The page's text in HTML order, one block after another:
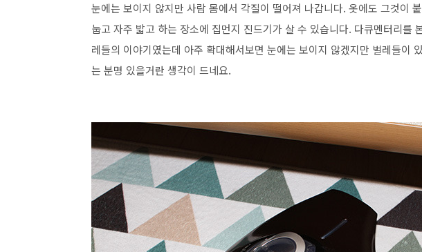
눈에는 보이지 않지만 사람 몸에서 각질이 떨어져 나갑니다. 옷에도 그것이
눕고 자주 밟고 하는 장소에 집먼지 진드기가 살 수 있습니다. 다큐멘터리를
레들의 이야기였는데 아주 확대해서보면 눈에는 보이지 않겠지만 벌레들이
는 분명 있을거란 생각이 드네요.